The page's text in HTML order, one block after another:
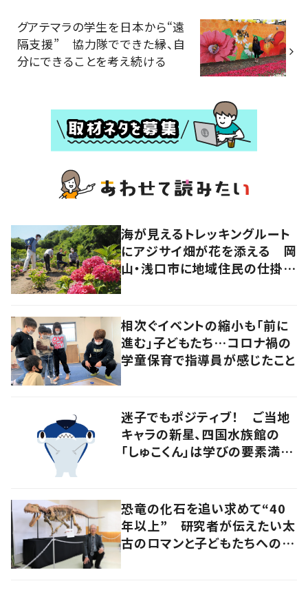
グアテマラの学生を日本から“遠
隔支援” 協力隊でできた縁、自
分にできることを考え続ける
海が見えるトレッキングルート
にアジサイ畑が花を添える 岡
山・浅口市に地域住民の仕掛け
相次ぐイベントの縮小も「前に
進む」子どもたち…コロナ禍の
学童保育で指導員が感じたこと
迷子でもポジティブ！ ご当地
キャラの新星、四国水族館の
「しゅこくん」は学びの要素満載
恐竜の化石を追い求めて“40
年以上” 研究者が伝えたい太
古のロマンと子どもたちへのメ